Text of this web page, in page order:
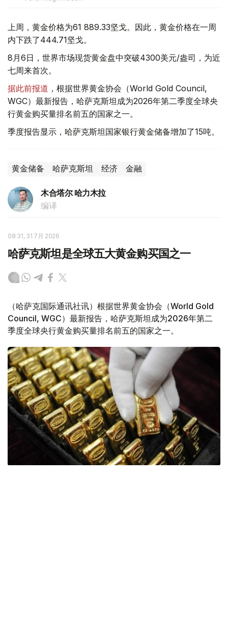
上周，黄金价格为61 889.33坚戈。因此，黄金价格在一周
内下跌了444.71坚戈。
8月6日，世界市场现货黄金盘中突破4300美元/盎司，为近
七周来首次。
据此前报道 ，根据世界黄金协会（World Gold Council,
WGC）最新报告，哈萨克斯坦成为2026年第二季度全球央
行黄金购买量排名前五的国家之一。
季度报告显示，哈萨克斯坦国家银行黄金储备增加了15吨。
黄金储备 哈萨克斯坦 经济 金融
木合塔尔 哈力木拉
编译
08:31, 31 7月 2026
哈萨克斯坦是全球五大黄金购买国之一
（哈萨克国际通讯社讯）根据世界黄金协会（World Gold
Council, WGC）最新报告，哈萨克斯坦成为2026年第二
季度全球央行黄金购买量排名前五的国家之一。